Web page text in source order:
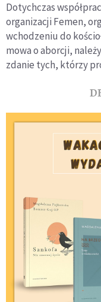
Dotychczas
organizacji Femen,
wchodzeniu do
mowa o aborcji,
zdanie tych, którzy